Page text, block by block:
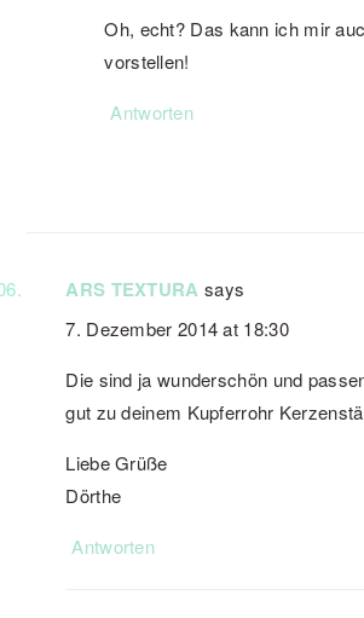
Oh, echt? Das kann ich mir
vorstellen!
Antworten
ARS TEXTURA says
7. Dezember 2014 at 18:30
Die sind ja wunderschön und
gut zu deinem Kupferrohr
Liebe Grüße
Dörthe
Antworten